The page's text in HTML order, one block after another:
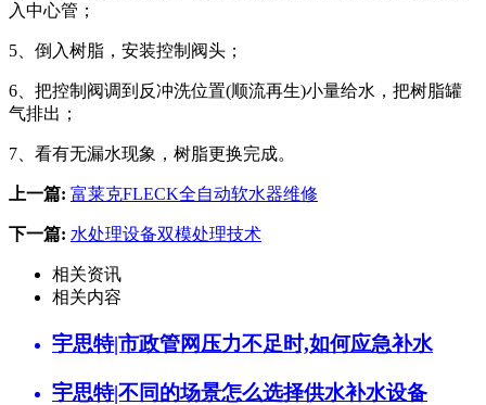
入中心管；
5、倒入树脂，安装控制阀头；
6、把控制阀调到反冲洗位置(顺流再生)小量给水，把树脂罐
气排出；
7、看有无漏水现象，树脂更换完成。
上一篇: 富莱克FLECK全自动软水器维修
下一篇: 水处理设备双模处理技术
相关资讯
相关内容
宇思特|市政管网压力不足时,如何应急补水
宇思特|不同的场景怎么选择供水补水设备